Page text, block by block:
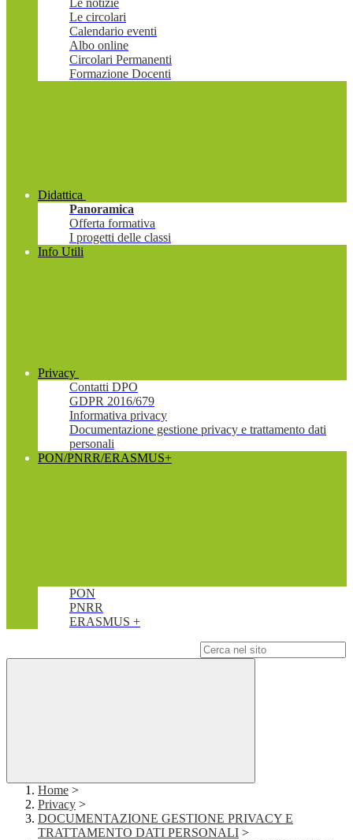
Le notizie
Le circolari
Calendario eventi
Albo online
Circolari Permanenti
Formazione Docenti
Didattica
Panoramica
Offerta formativa
I progetti delle classi
Info Utili
Privacy
Contatti DPO
GDPR 2016/679
Informativa privacy
Documentazione gestione privacy e trattamento dati
personali
PON/PNRR/ERASMUS+
PON
PNRR
ERASMUS +
Home >
Privacy >
DOCUMENTAZIONE GESTIONE PRIVACY E
TRATTAMENTO DATI PERSONALI >